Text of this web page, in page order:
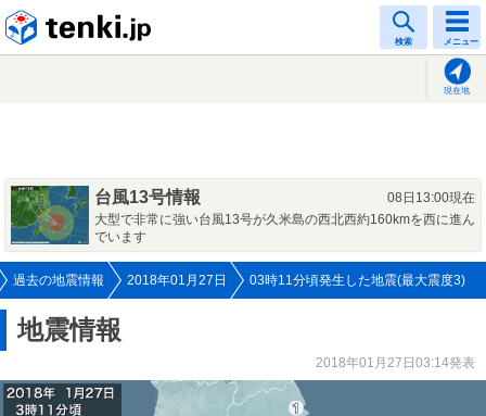
検索 メニュー
現在地
台風13号情報
08日13:00現在
大型で非常に強い台風13号が久米島の西北西約160kmを西に進ん
でいます
過去の地震情報 2018年01月27日 03時11分頃発生した地震(最大震度3)
地震情報
2018年01月27日03:14発表